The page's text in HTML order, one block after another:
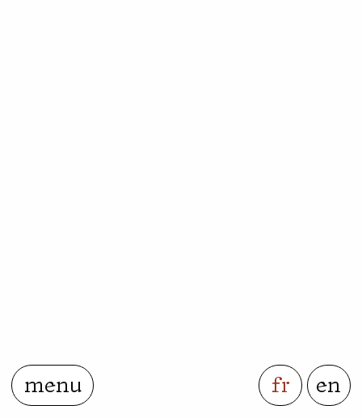
menu fr en